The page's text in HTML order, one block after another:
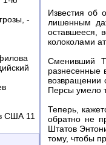
-
США 11
Известия об
лишенным
оставшееся,
колоколами
Сменивший
разнесенные
возвращении
Персы умело
Теперь,
обратно не
Штатов
тому, чтобы